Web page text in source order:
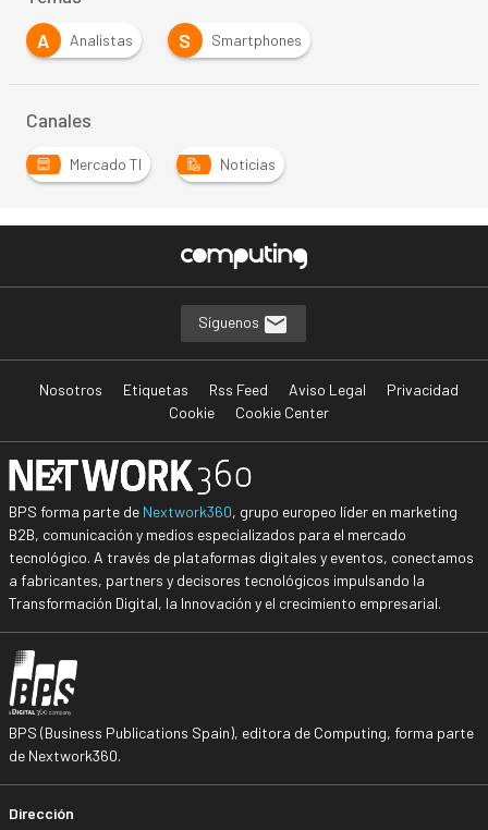
A
Analistas S Smartphones
Canales
Mercado TI Noticias
Síguenos
Nosotros Etiquetas Rss Feed Aviso Legal
Privacidad
Cookie
Cookie Center
BPS forma parte de Nextwork360, grupo europeo líder en marketing
B2B, comunicación y medios especializados para el mercado
tecnológico. A través de plataformas digitales y eventos, conectamos
a fabricantes, partners y decisores tecnológicos impulsando la
Transformación Digital, la Innovación y el crecimiento empresarial.
BPS (Business Publications Spain), editora de Computing, forma parte
de Nextwork360.
Dirección